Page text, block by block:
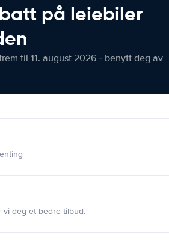
på leiebiler
til 11. august 2026 - benytt deg av
vi deg et bedre tilbud.